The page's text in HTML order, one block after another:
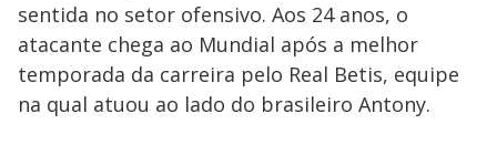
sentida no setor ofensivo. Aos 24 anos, o
atacante chega ao Mundial após a melhor
temporada da carreira pelo Real Betis, equipe
na qual atuou ao lado do brasileiro Antony.